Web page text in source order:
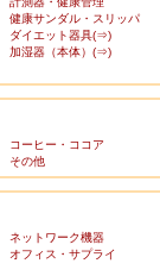
健康サンダル・スリッパ
ダイエット器具(⇒)
加湿器（本体）(⇒)
コーヒー・ココア
その他
ネットワーク機器
オフィス・サプライ